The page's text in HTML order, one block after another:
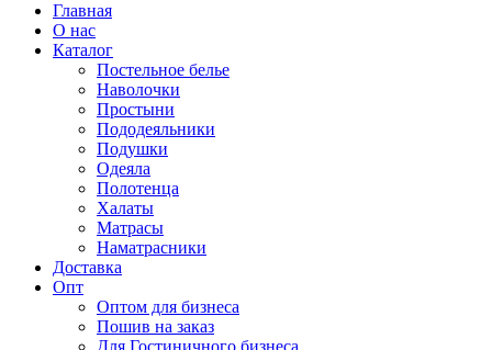
Главная
О нас
Каталог
Постельное белье
Наволочки
Простыни
Пододеяльники
Подушки
Одеяла
Полотенца
Халаты
Матрасы
Наматрасники
Доставка
Опт
Оптом для бизнеса
Пошив на заказ